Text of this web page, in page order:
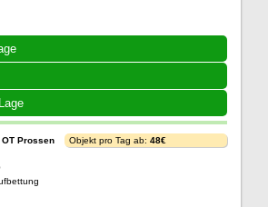
Prossen
Objekt pro Tag ab: 48€